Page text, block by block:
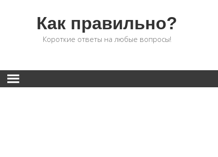
Как правильно?
Короткие ответы на любые вопросы!